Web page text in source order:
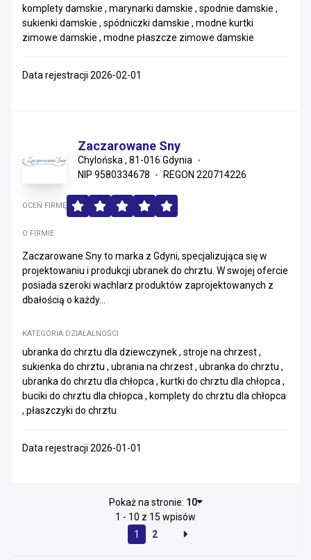
komplety damskie , marynarki damskie , spodnie damskie ,
sukienki damskie , spódniczki damskie , modne kurtki
zimowe damskie , modne płaszcze zimowe damskie
Data rejestracji 2026-02-01
Zaczarowane Sny
Chylońska , 81-016 Gdynia
NIP 9580334678
REGON 220714226
O FIRMIE
Zaczarowane Sny to marka z Gdyni, specjalizująca się w
projektowaniu i produkcji ubranek do chrztu. W swojej ofercie
posiada szeroki wachlarz produktów zaprojektowanych z
dbałością o każdy...
KATEGORIA DZIAŁALNOŚCI
ubranka do chrztu dla dziewczynek , stroje na chrzest ,
sukienka do chrztu , ubrania na chrzest , ubranka do chrztu ,
ubranka do chrztu dla chłopca , kurtki do chrztu dla chłopca ,
buciki do chrztu dla chłopca , komplety do chrztu dla chłopca
, płaszczyki do chrztu
OCEŃ FIRMĘ
Data rejestracji 2026-01-01
Pokaż na stronie: 10
1 - 10 z 15 wpisów
1
2